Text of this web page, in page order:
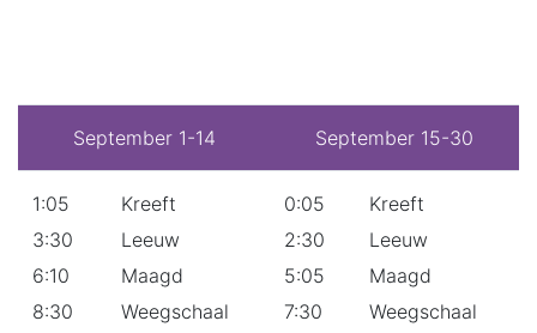
September 1-14 September 15-30
1:05
3:30
6:10
8:30
Kreeft
Leeuw
Maagd
Weegschaal
0:05
2:30
5:05
7:30
Kreeft
Leeuw
Maagd
Weegschaal